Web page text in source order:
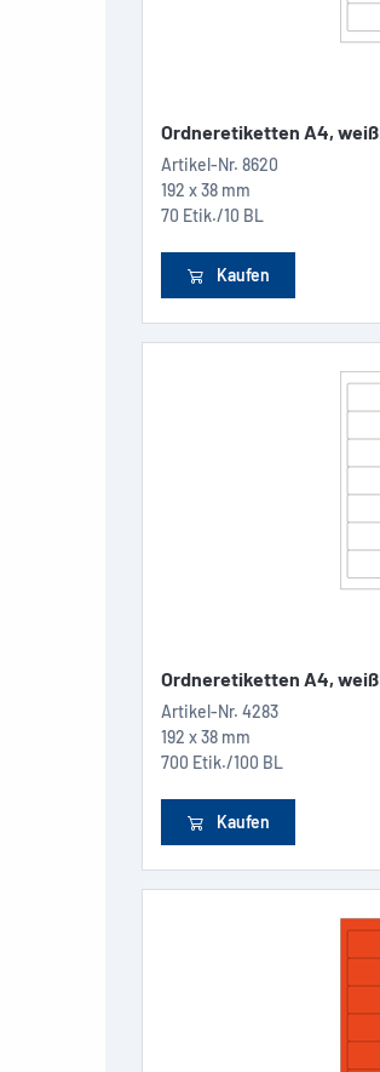
Ordneretiketten A4, weiß
Artikel-Nr. 8620
192 x 38 mm
70 Etik./10 BL
Kaufen
Ordneretiketten A4, weiß
Artikel-Nr. 4283
192 x 38 mm
700 Etik./100 BL
Kaufen